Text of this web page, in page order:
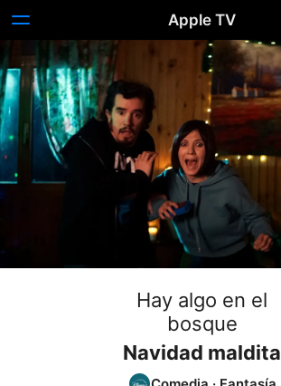
Apple TV
Hay algo en el
bosque
Navidad maldita